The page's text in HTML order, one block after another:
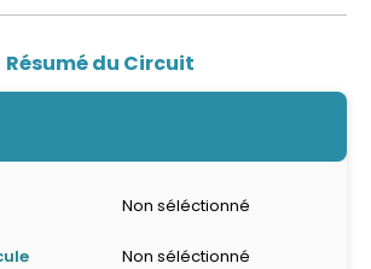
Résumé du Circuit
Non séléctionné
Non séléctionné